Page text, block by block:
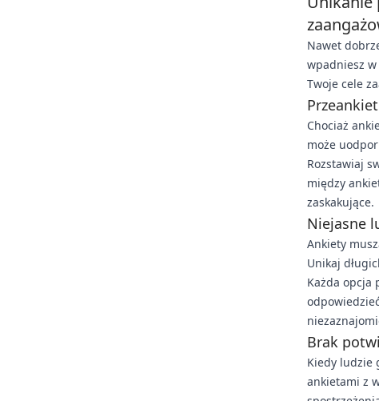
Nawet
wpadniesz
Twoje cele
Chociaż
może
Rozstawiaj
między
zaskakujące.
Niejasne
Ankiety
Unikaj
Każda opcja
Brak
Kiedy ludzie
ankietami z